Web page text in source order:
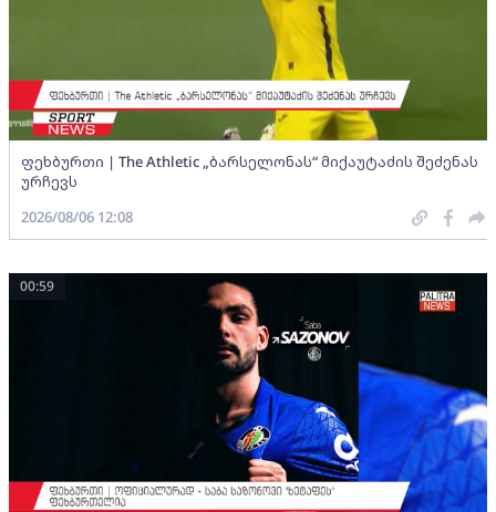
ფეხბურთი | The Athletic „ბარსელონას“ მიქაუტაძის შეძენას
ურჩევს
2026/08/06 12:08
00:59